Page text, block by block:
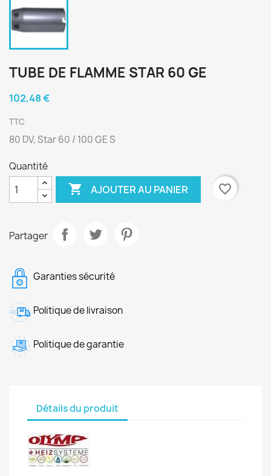
TUBE DE FLAMME STAR 60 GE
102,48 €
TTC
80 DV, Star 60 / 100 GE S
Quantité
 AJOUTER AU PANIER favorite_border
Partager
Garanties sécurité
Politique de livraison
Politique de garantie
Détails du produit